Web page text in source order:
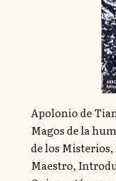
Apolonio de
Magos de la
de los
Maestro,